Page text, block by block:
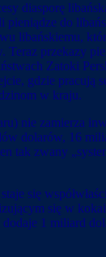
diasporę
pieniądze do
libańskiemu,
przekazy
Zatoki
gdzie
w kraju.
nie zamierza
dolarów, 16
tak zwany
się
się w
1 miliard